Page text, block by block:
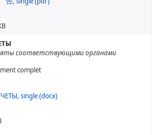
соответствующими органами
complet